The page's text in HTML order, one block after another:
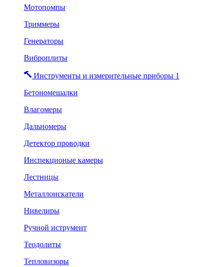
Мотопомпы
Триммеры
Генераторы
Виброплиты
Инструменты и измерительные приборы 1
Бетономешалки
Влагомеры
Дальномеры
Детектор проводки
Инспекционые камеры
Лестницы
Металлоискатели
Нивелиры
Ручной иструмент
Теодолиты
Тепловизоры